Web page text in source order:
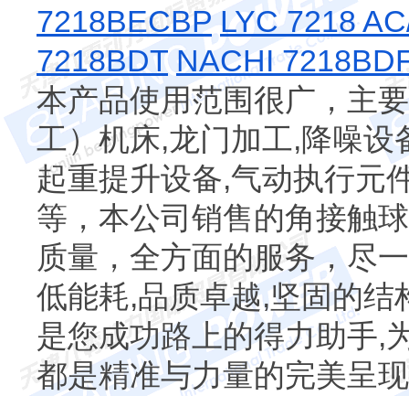
7218BECBP LYC 7218
7218BDT NACHI
本产品使用范围很广，主
工）机床,龙门加工,降噪设
起重提升设备,气动执行元
等，本公司销售的角接触
质量，全方面的服务，尽
低能耗,品质卓越,坚固的
是您成功路上的得力助手,
都是精准与力量的完美呈